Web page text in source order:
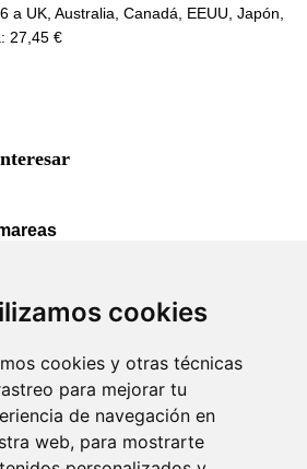
cookies
cookies y otras técnicas
para mejorar tu
de navegación en
web, para mostrarte
a UK, Australia, Canadá, EEUU, Japón,
27,45 €
130,00
Puertas de Mahón
90,00